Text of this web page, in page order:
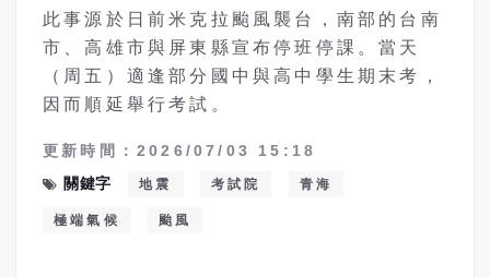
此事源於日前米克拉颱風襲台，南部的台南
市、高雄市與屏東縣宣布停班停課。當天
（周五）適逢部分國中與高中學生期末考，
因而順延舉行考試。
更新時間：2026/07/03 15:18
關鍵字
地震 考試院 青海
極端氣候 颱風